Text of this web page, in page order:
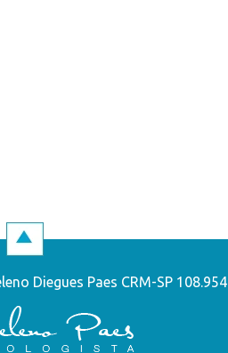
Diegues Paes CRM-SP 108.954